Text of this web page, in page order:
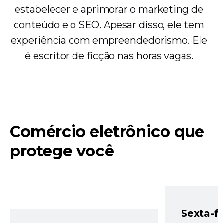
estabelecer e aprimorar o marketing de
conteúdo e o SEO. Apesar disso, ele tem
experiência com empreendedorismo. Ele
é escritor de ficção nas horas vagas.
Comércio eletrônico que
protege você
Sexta-